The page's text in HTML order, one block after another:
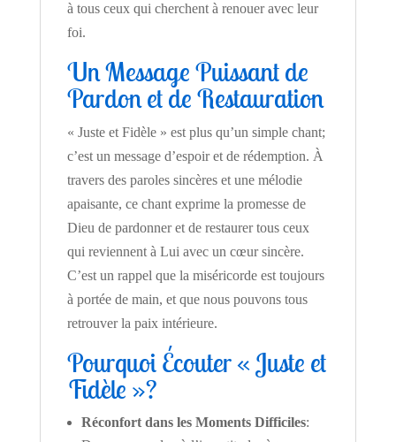
à tous ceux qui cherchent à renouer avec leur
foi.
Un Message Puissant de
Pardon et de Restauration
« Juste et Fidèle » est plus qu’un simple chant;
c’est un message d’espoir et de rédemption. À
travers des paroles sincères et une mélodie
apaisante, ce chant exprime la promesse de
Dieu de pardonner et de restaurer tous ceux
qui reviennent à Lui avec un cœur sincère.
C’est un rappel que la miséricorde est toujours
à portée de main, et que nous pouvons tous
retrouver la paix intérieure.
Pourquoi Écouter « Juste et
Fidèle »?
Réconfort dans les Moments Difficiles: